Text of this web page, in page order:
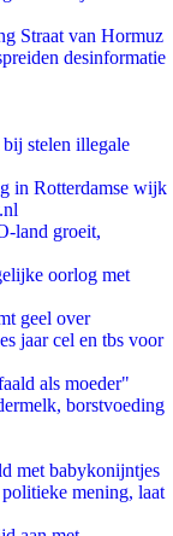
Straat van Hormuz
desinformatie
stelen illegale
in Rotterdamse wijk
land groeit,
oorlog met
geel over
jaar cel en tbs voor
als moeder"
borstvoeding
met babykonijntjes
politieke mening, laat